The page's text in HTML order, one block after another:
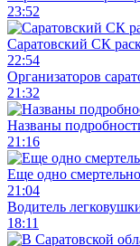
23:52
Саратовский СК
22:54
Организаторов
21:32
Названы
21:16
Еще одно
21:04
Водитель
18:11